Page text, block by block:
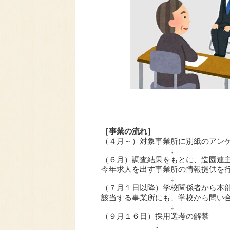
［事業の流れ］
（４月～）対象事業所に別紙のアン
↓
（６月）調査結果をもとに、造園
今年求人を出す事業所の情報提供
↓
（７月１日以降）学校関係者から
該当する事業所にも、学校から問い
↓
（９月１６日）採用選考の解禁
↓